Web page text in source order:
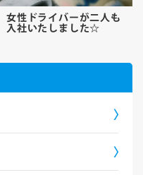
女性ドライバーが二人も
入社いたしました☆